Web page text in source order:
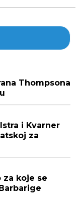
Thompsona
i Kvarner
za
za koje se